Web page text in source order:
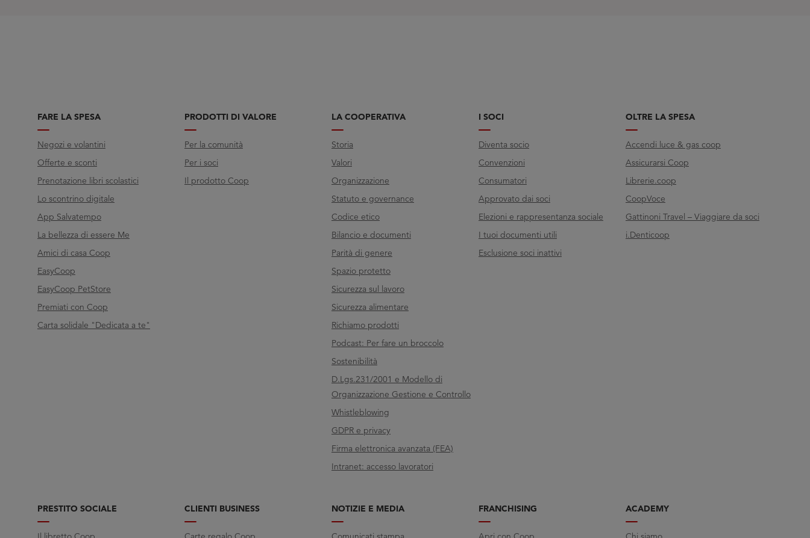
FARE LA SPESA
Negozi e volantini
Offerte e sconti
Prenotazione libri scolastici
Lo scontrino digitale
App Salvatempo
La bellezza di essere Me
Amici di casa Coop
EasyCoop
EasyCoop PetStore
Premiati con Coop
Carta solidale "Dedicata a te"
PRODOTTI DI VALORE
Per la comunità
Per i soci
Il prodotto Coop
LA COOPERATIVA
Storia
Valori
Organizzazione
Statuto e governance
Codice etico
Bilancio e documenti
Parità di genere
Spazio protetto
Sicurezza sul lavoro
Sicurezza alimentare
Richiamo prodotti
Podcast: Per fare un broccolo
Sostenibilità
D.Lgs.231/2001 e Modello di
Organizzazione Gestione e Controllo
Whistleblowing
GDPR e privacy
Firma elettronica avanzata (FEA)
Intranet: accesso lavoratori
I SOCI
Diventa socio
Convenzioni
Consumatori
Approvato dai soci
Elezioni e rappresentanza sociale
I tuoi documenti utili
Esclusione soci inattivi
OLTRE LA SPESA
Accendi luce & gas coop
Assicurarsi Coop
Librerie.coop
CoopVoce
Gattinoni Travel – Viaggiare da soci
i.Denticoop
PRESTITO SOCIALE CLIENTI BUSINESS NOTIZIE E MEDIA FRANCHISING ACADEMY